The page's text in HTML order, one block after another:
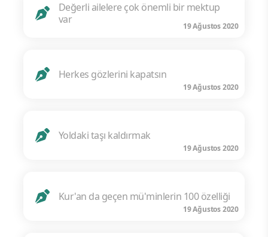
Değerli ailelere çok önemli bir mektup
var
19 Ağustos 2020
Herkes gözlerini kapatsın
19 Ağustos 2020
Yoldaki taşı kaldırmak
19 Ağustos 2020
Kur'an da geçen mü'minlerin 100 özelliği
19 Ağustos 2020